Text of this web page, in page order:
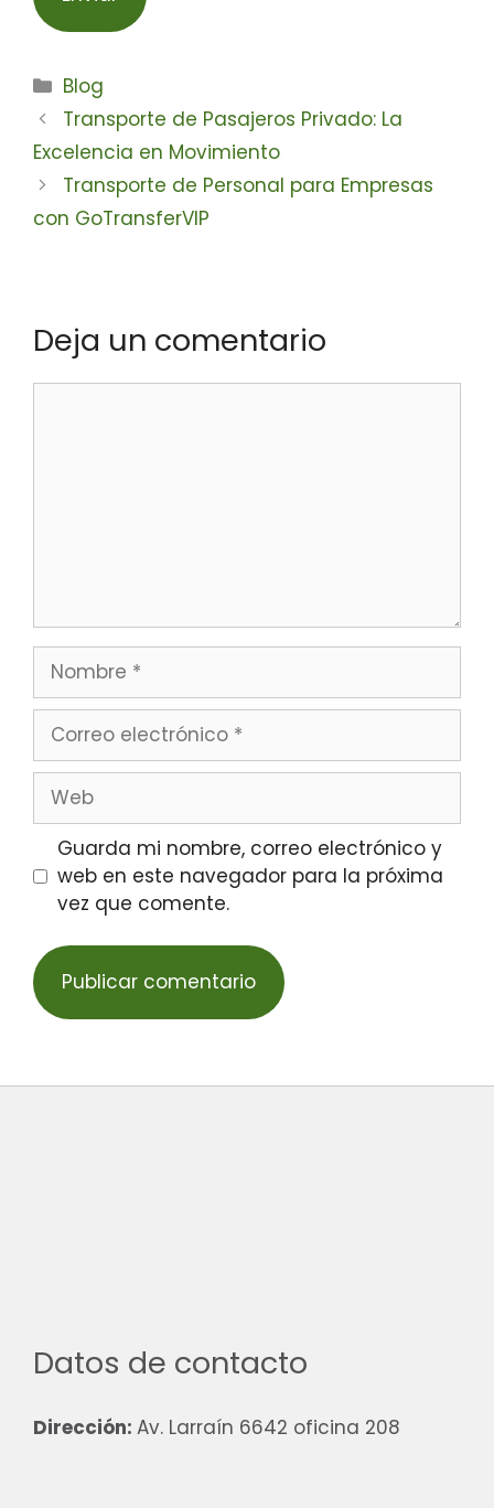
Blog
Transporte de Pasajeros Privado: La
Excelencia en Movimiento
Transporte de Personal para Empresas
con GoTransferVIP
Deja un comentario
Guarda mi nombre, correo electrónico y
web en este navegador para la próxima
vez que comente.
Datos de contacto
Dirección: Av. Larraín 6642 oficina 208